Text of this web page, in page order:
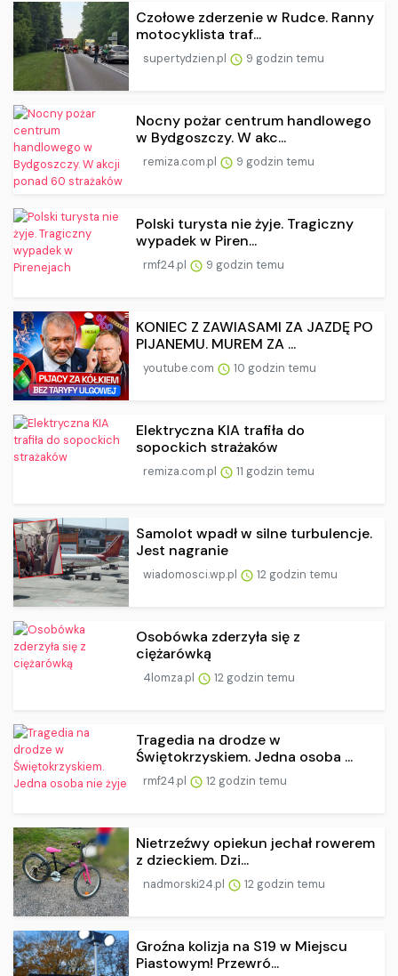
Czołowe zderzenie w Rudce. Ranny
motocyklista traf...
supertydzien.pl 9 godzin temu
Nocny pożar centrum handlowego
w Bydgoszczy. W akc...
remiza.com.pl 9 godzin temu
Polski turysta nie żyje. Tragiczny
wypadek w Piren...
rmf24.pl 9 godzin temu
KONIEC Z ZAWIASAMI ZA JAZDĘ PO
PIJANEMU. MUREM ZA ...
youtube.com 10 godzin temu
Elektryczna KIA trafiła do
sopockich strażaków
remiza.com.pl 11 godzin temu
Samolot wpadł w silne turbulencje.
Jest nagranie
wiadomosci.wp.pl 12 godzin temu
Osobówka zderzyła się z
ciężarówką
4lomza.pl 12 godzin temu
Tragedia na drodze w
Świętokrzyskiem. Jedna osoba ...
rmf24.pl 12 godzin temu
Nietrzeźwy opiekun jechał rowerem
z dzieckiem. Dzi...
nadmorski24.pl 12 godzin temu
Groźna kolizja na S19 w Miejscu
Piastowym! Przewró...